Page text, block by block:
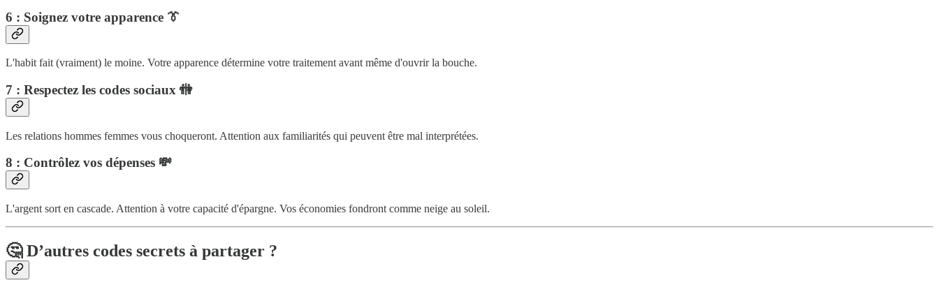
6 : Soignez votre apparence 👔
L'habit fait (vraiment) le moine. Votre apparence détermine votre traitement avant même d'ouvrir la bouche.
7 : Respectez les codes sociaux 🚻
Les relations hommes femmes vous choqueront. Attention aux familiarités qui peuvent être mal interprétées.
8 : Contrôlez vos dépenses 💸
L'argent sort en cascade. Attention à votre capacité d'épargne. Vos économies fondront comme neige au soleil.
🤔 D’autres codes secrets à partager ?